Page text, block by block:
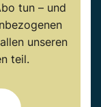
tun – und
unseren
teil.